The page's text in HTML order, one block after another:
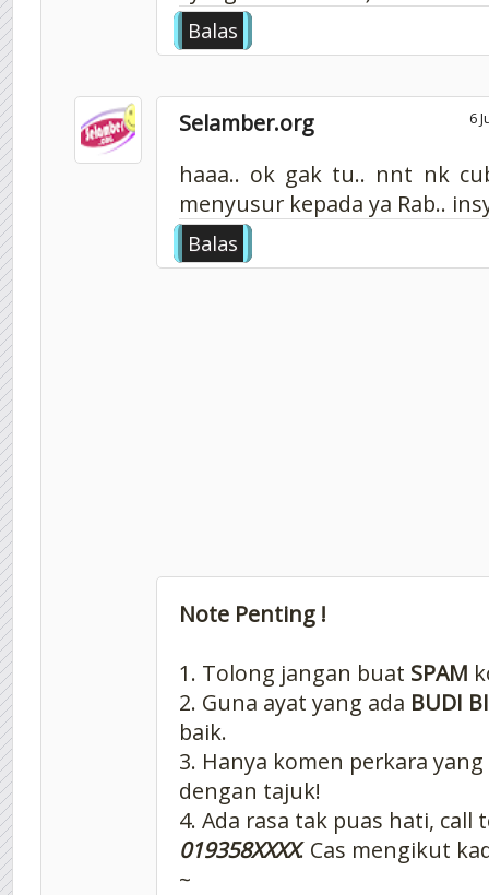
Balas
Selamber.org 6
haaa.. ok gak tu.. nnt nk
menyusur kepada ya Rab..
Balas
Note Penting !
1. Tolong jangan buat SPAM
2. Guna ayat yang ada BUDI
baik.
3. Hanya komen perkara yang
dengan tajuk!
4. Ada rasa tak puas hati, call
019358XXXX. Cas mengikut
~